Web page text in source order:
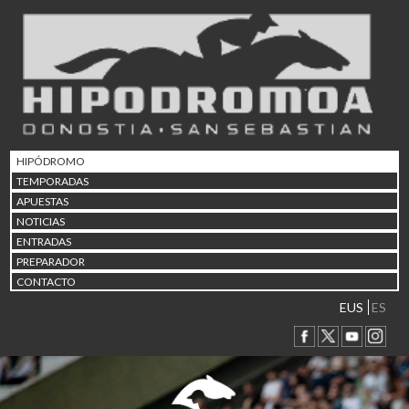
HIPÓDROMO
TEMPORADAS
APUESTAS
NOTICIAS
ENTRADAS
PREPARADOR
CONTACTO
EUS ES
02/08 17:30 Abuztuaren 2a / 2 de
Abuztuaren 9a / 9 de
12/08 12:08 Abuztaren 12a / 12 de
15/08 17:05 Abuztuaren 15a / 15 de
23/08 17:30 Abuztuaren 23a / 23 de
30/08 17:30 Abuztuaren 30a / 30 de
02/09 11:15
06/09 17:30 Irailaren 6a / 6 de
Irailaren 13a / 13 de
30/09 11:30 Irailaren 30a / 30 de